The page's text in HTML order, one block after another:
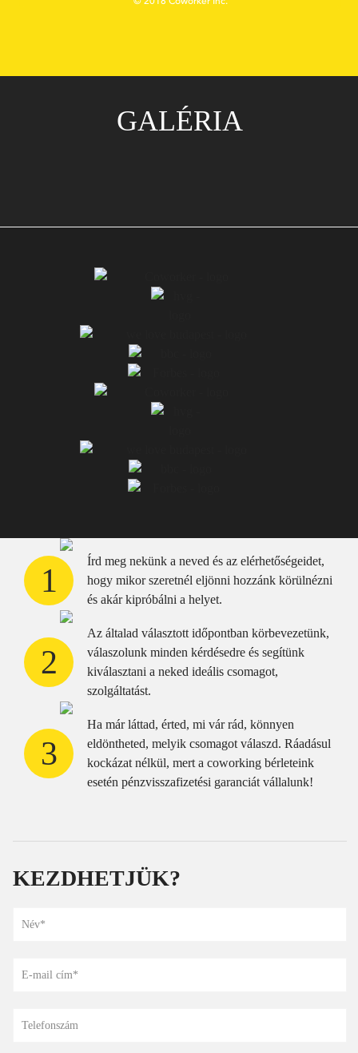
GALÉRIA
1
Írd meg nekünk a neved és az elérhetőségeidet,
hogy mikor szeretnél eljönni hozzánk körülnézni
és akár kipróbálni a helyet.
2
Az általad választott időpontban körbevezetünk,
válaszolunk minden kérdésedre és segítünk
kiválasztani a neked ideális csomagot,
szolgáltatást.
3
Ha már láttad, érted, mi vár rád, könnyen
eldöntheted, melyik csomagot válaszd. Ráadásul
kockázat nélkül, mert a coworking bérleteink
esetén pénzvisszafizetési garanciát vállalunk!
KEZDHETJÜK?